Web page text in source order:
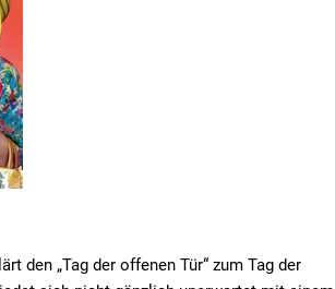
den „Tag der offenen Tür“ zum Tag der